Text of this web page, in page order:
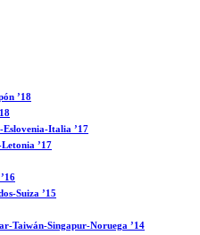
’18
Italia ’17
’17
Suiza ’15
Taiwán-Singapur-Noruega ’14